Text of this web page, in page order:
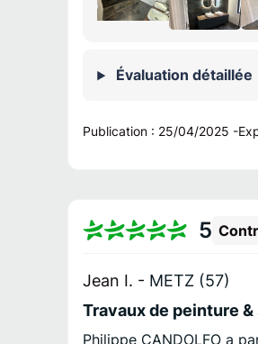
Évaluation détaillée
Publication : 25/04/2025 -
5
Jean I. - METZ (57)
Travaux de peinture
Philippe CANDOLFO a